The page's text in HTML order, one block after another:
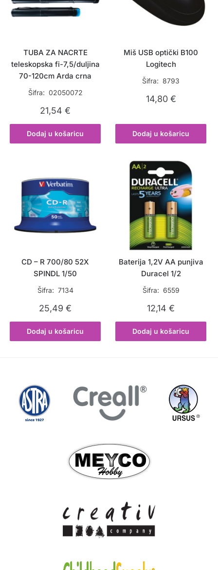
TUBA ZA NACRTE
teleskopska fi-7,5/duljina
70-120cm Arda crna
Šifra: 02050072
21,54€
Dodaj u košaricu
Miš USB optički B100
Logitech
Šifra: 8793
14,80 €
Dodaj u košaricu
CD – R 700/80 52X
SPINDL 1/50
Šifra: 7134
25,49€
Dodaj u košaricu
Baterija 1,2V AA punjiva
Duracel 1/2
Šifra: 6559
12,14€
Dodaj u košaricu